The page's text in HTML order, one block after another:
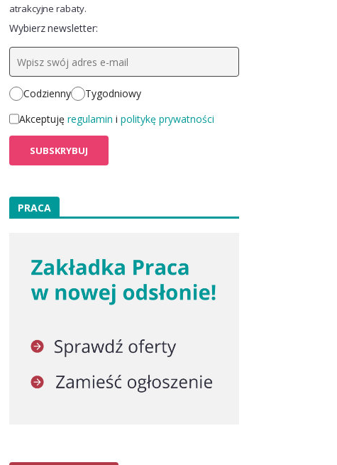
atrakcyjne rabaty.
Wybierz newsletter:
Codzienny
Tygodniowy
Akceptuję regulamin i politykę prywatności
PRACA